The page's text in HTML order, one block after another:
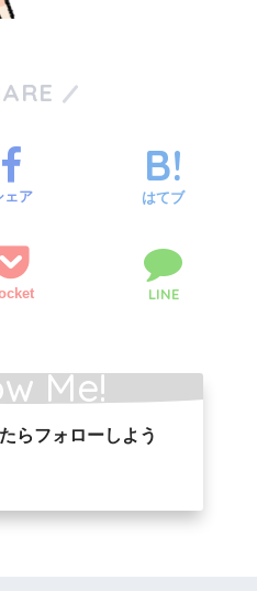
ェア はてブ
LINE
Me!
らフォローしよう